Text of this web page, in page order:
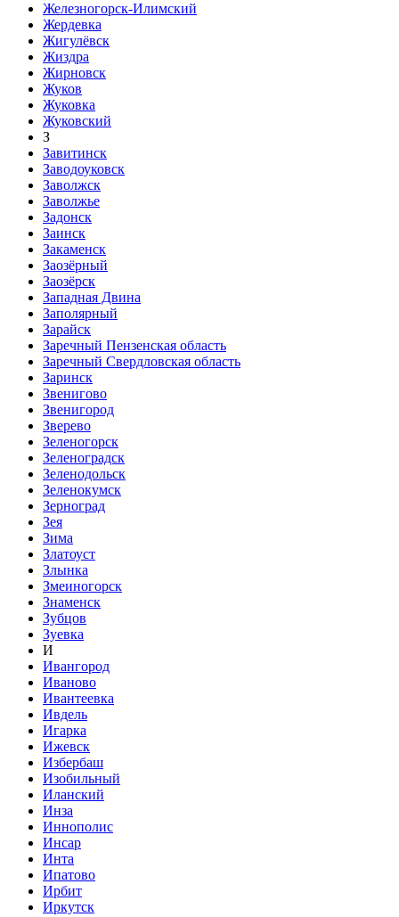
Железногорск-Илимский
Жердевка
Жигулёвск
Жиздра
Жирновск
Жуков
Жуковка
Жуковский
З
Завитинск
Заводоуковск
Заволжск
Заволжье
Задонск
Заинск
Закаменск
Заозёрный
Заозёрск
Западная Двина
Заполярный
Зарайск
Заречный Пензенская область
Заречный Свердловская область
Заринск
Звенигово
Звенигород
Зверево
Зеленогорск
Зеленоградск
Зеленодольск
Зеленокумск
Зерноград
Зея
Зима
Златоуст
Злынка
Змеиногорск
Знаменск
Зубцов
Зуевка
И
Ивангород
Иваново
Ивантеевка
Ивдель
Игарка
Ижевск
Избербаш
Изобильный
Иланский
Инза
Иннополис
Инсар
Инта
Ипатово
Ирбит
Иркутск